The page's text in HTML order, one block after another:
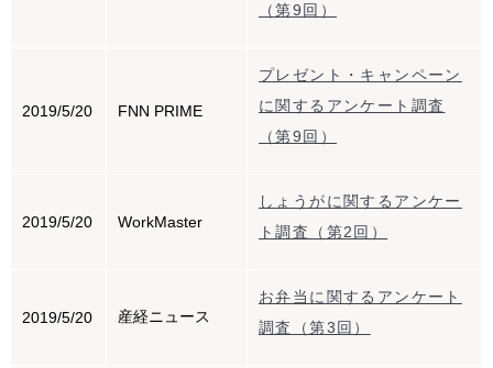
（第9回）
2019/5/20 FNN PRIME
プレゼント・キャンペーン
に関するアンケート調査
（第9回）
2019/5/20 WorkMaster
しょうがに関するアンケー
ト調査（第2回）
2019/5/20 産経ニュース
お弁当に関するアンケート
調査（第3回）